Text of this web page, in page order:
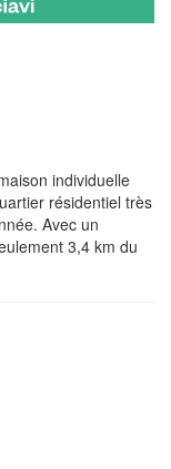
individuelle
résidentiel très
Avec un
3,4 km du